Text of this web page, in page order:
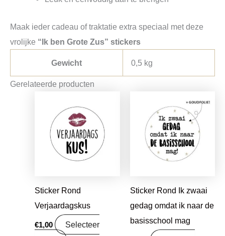
Maak ieder cadeau of traktatie extra speciaal met deze
vrolijke “Ik ben Grote Zus” stickers
Gewicht 0,5 kg
Gerelateerde producten
Sticker Rond
Verjaardagskus
€1,00
Selecteer
Sticker Rond Ik zwaai
gedag omdat ik naar de
basisschool mag